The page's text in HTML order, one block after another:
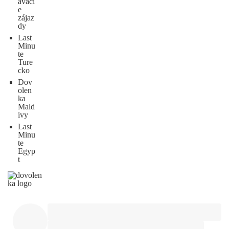
e
zájaz
dy
Last
Minu
te
Ture
cko
Dov
olen
ka
Mald
ivy
Last
Minu
te
Egyp
t